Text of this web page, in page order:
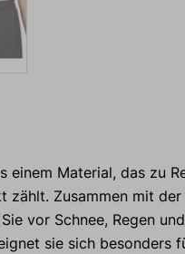
einem Material, das zu
zählt. Zusammen mit
vor Schnee, Regen
sie sich besonders